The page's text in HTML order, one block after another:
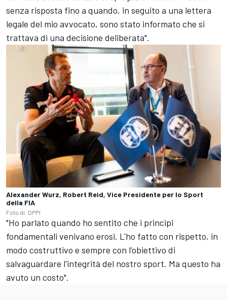
senza risposta fino a quando, in seguito a una lettera
legale del mio avvocato, sono stato informato che si
trattava di una decisione deliberata".
Alexander Wurz, Robert Reid, Vice Presidente per lo Sport
della FIA
Foto di: DPPI
"Ho parlato quando ho sentito che i principi
fondamentali venivano erosi. L'ho fatto con rispetto, in
modo costruttivo e sempre con l'obiettivo di
salvaguardare l'integrità del nostro sport. Ma questo ha
avuto un costo".